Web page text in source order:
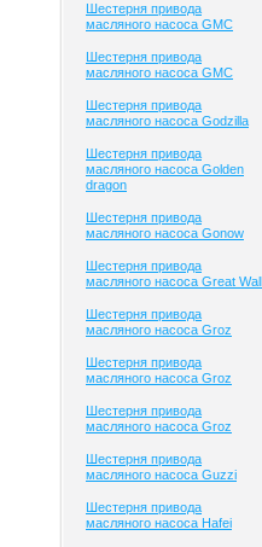
Шестерня привода
масляного насоса GMC
Шестерня привода
масляного насоса GMC
Шестерня привода
масляного насоса Godzilla
Шестерня привода
масляного насоса Golden
dragon
Шестерня привода
масляного насоса Gonow
Шестерня привода
масляного насоса Great Wall
Шестерня привода
масляного насоса Groz
Шестерня привода
масляного насоса Groz
Шестерня привода
масляного насоса Groz
Шестерня привода
масляного насоса Guzzi
Шестерня привода
масляного насоса Hafei